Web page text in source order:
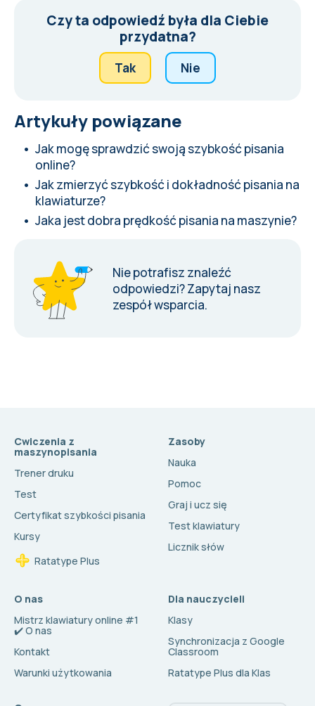
Czy ta odpowiedź była dla Ciebie
przydatna?
Tak Nie
Artykuły powiązane
Jak mogę sprawdzić swoją szybkość pisania
online?
Jak zmierzyć szybkość i dokładność pisania na
klawiaturze?
Jaka jest dobra prędkość pisania na maszynie?
Nie potrafisz znaleźć
odpowiedzi?Zapytaj nasz
zespół wsparcia.
Cwiczenia z
maszynopisania
Trener druku
Test
Certyfikat szybkości pisania
Kursy
Ratatype Plus
Zasoby
Nauka
Pomoc
Graj i ucz się
Test klawiatury
Licznik słów
O nas
Mistrz klawiatury online #1
✔️ O nas
Kontakt
Warunki użytkowania
Dla nauczycieli
Klasy
Synchronizacja z Google
Classroom
Ratatype Plus dla Klas